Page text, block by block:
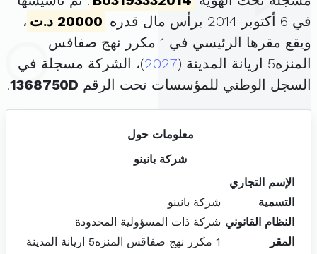
في 6 أكتوبر 2014 برأس مال قدره
20000 د.ت
،
ويقع مقرها الرئيسي في 1 مكرر نهج صفاقس
المنزه5 اريانة المدينة (
2027)، الشركة مسجلة في
السجل الوطني للمؤسسات تحت الرقم 1368750D
.
معلومات حول
شركة بانينو
الإسم التجاري
التسمية
شركة بانينو
النظام القانوني شركة ذات المسؤولية المحدودة
المقر
1 مكرر نهج صفاقس المنزه5 اريانة المدينة